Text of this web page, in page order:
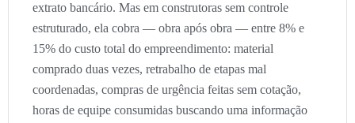
extrato bancário. Mas em construtoras sem controle
estruturado, ela cobra — obra após obra — entre 8% e
15% do custo total do empreendimento: material
comprado duas vezes, retrabalho de etapas mal
coordenadas, compras de urgência feitas sem cotação,
horas de equipe consumidas buscando uma informação